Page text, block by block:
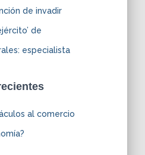
de invadir
de
especialista
al comercio